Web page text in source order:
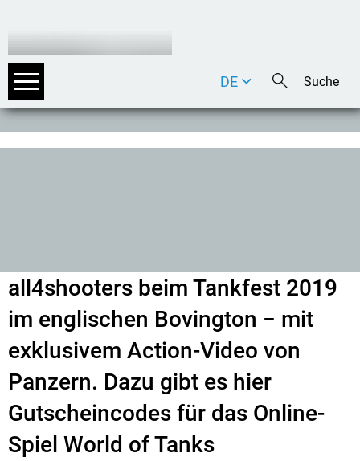
DE
EN
all4shooters beim Tankfest 2019
im englischen Bovington − mit
exklusivem Action-Video von
Panzern. Dazu gibt es hier
Gutscheincodes für das Online-
Spiel World of Tanks